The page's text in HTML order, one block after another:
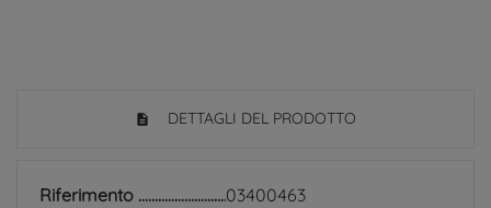
DETTAGLI DEL PRODOTTO
Riferimento
03400463